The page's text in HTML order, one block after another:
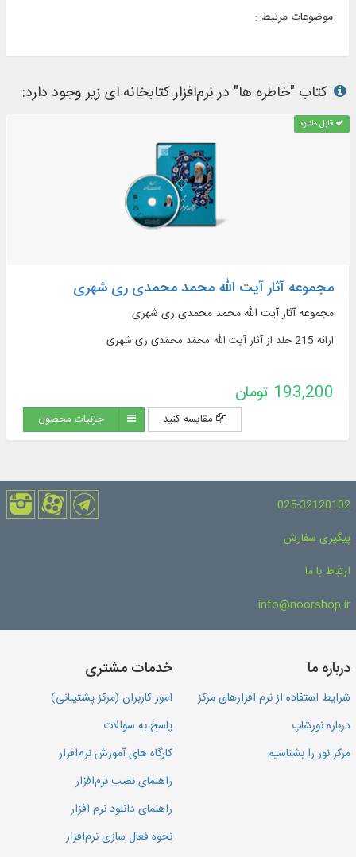
موضوعات مرتبط :
کتاب "خاطره ها" در نرم‌افزار کتابخانه ای زیر وجود دارد:
قابل دانلود
مجموعه آثار آیت ‌الله محمد محمدی ری‌ شهری
مجموعه آثار آیت ‌الله محمد محمدی ری‌ شهری
ارائه 215 جلد از آثار آیت ‌الله محمّد محمّدی ری‌ شهری
193,200 تومان
مقایسه کنید جزئیات محصول
025-32120102
پیگیری سفارش
ارتباط با ما
info@noorshop.ir
درباره ما
شرایط استفاده از نرم افزارهای مرکز
درباره نورشاپ
مرکز نور را بشناسیم
خدمات مشتری
امور کاربران (مرکز پشتیبانی)
پاسخ به سوالات
کارگاه های آموزش نرم‌افزار
راهنمای نصب نرم‌افزار
راهنمای دانلود نرم افزار
نحوه فعال سازی نرم‌افزار